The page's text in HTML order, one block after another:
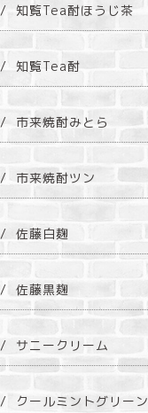
/ 知覧Tea酎ほうじ茶
/ 知覧Tea酎
/ 市来焼酎みとら
/ 市来焼酎ツン
/ 佐藤白麹
/ 佐藤黒麹
/ サニークリーム
/ クールミントグリーン